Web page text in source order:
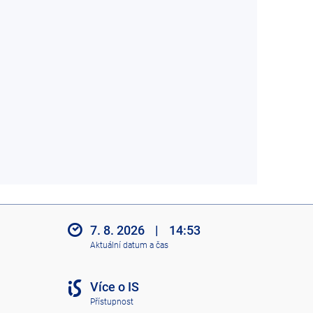
7. 8. 2026 | 14:53
Aktuální datum a čas
Více o IS
Přístupnost